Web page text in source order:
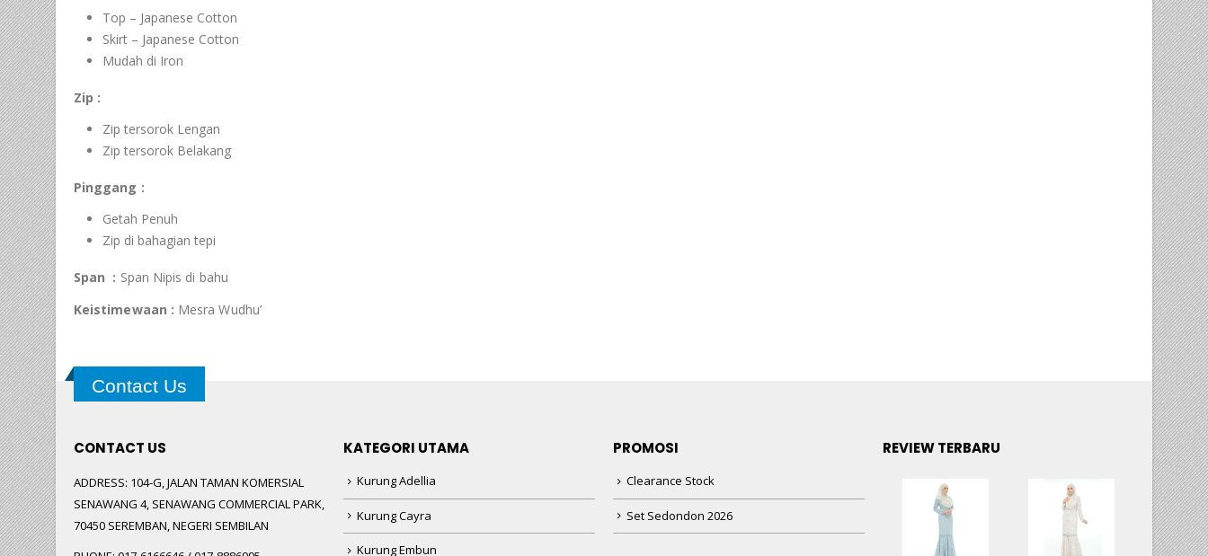
Top – Japanese Cotton
Skirt – Japanese Cotton
Mudah di Iron
Zip :
Zip tersorok Lengan
Zip tersorok Belakang
Pinggang :
Getah Penuh
Zip di bahagian tepi
Span : Span Nipis di bahu
Keistimewaan : Mesra Wudhu’
Contact Us
CONTACT US
ADDRESS: 104-G, JALAN TAMAN KOMERSIAL
SENAWANG 4, SENAWANG COMMERCIAL PARK,
70450 SEREMBAN, NEGERI SEMBILAN
KATEGORI UTAMA
Kurung Adellia
Kurung Cayra
Kurung Embun
PROMOSI
Clearance Stock
Set Sedondon 2026
REVIEW TERBARU